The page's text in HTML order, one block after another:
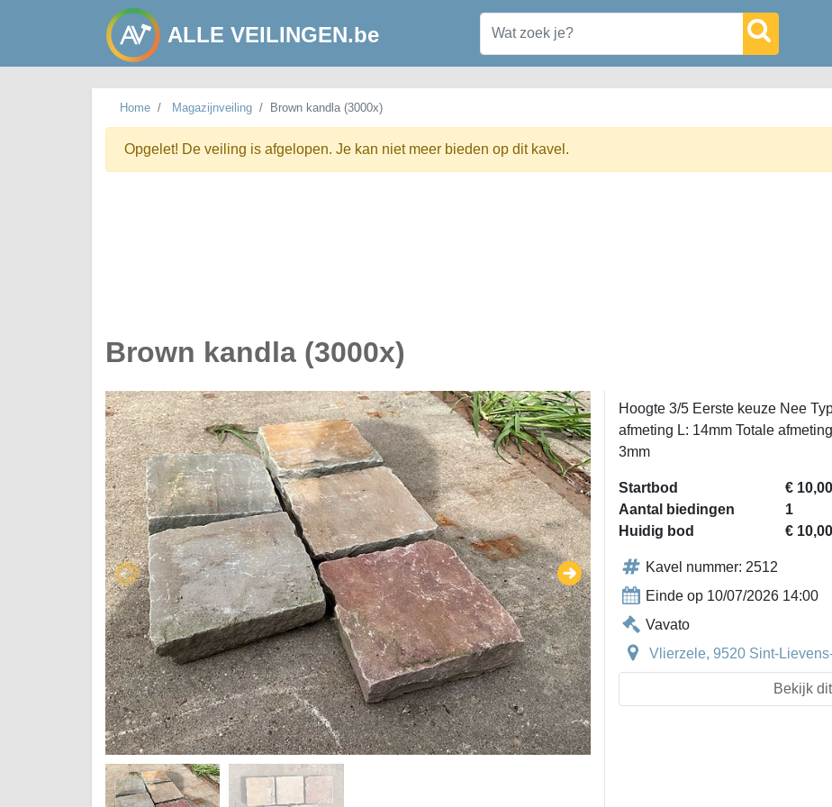
ALLE VEILINGEN.be
Home Magazijnveiling Brown kandla (3000x)
Opgelet! De veiling is afgelopen. Je kan niet meer bieden op dit kavel.
Brown kandla (3000x)
Hoogte 3/5 Eerste keuze Nee
afmeting L: 14mm Totale
3mm
Startbod
€ 10,00
Aantal biedingen
1
Huidig bod
€ 10,00
Kavel nummer: 2512
Einde op 10/07/2026 14:00
Vavato
Vlierzele, 9520 Sint-
Bekijk